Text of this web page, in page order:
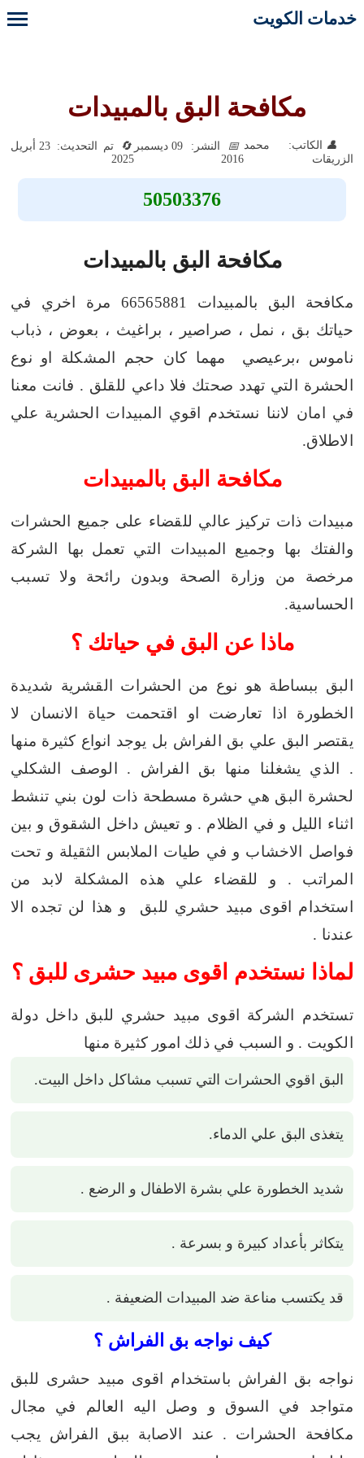
خدمات الكويت
مكافحة البق بالمبيدات
الكاتب: محمد
الزريقات
النشر: 09 ديسمبر
2016
تم التحديث: 23 أبريل
2025
50503376
مكافحة البق بالمبيدات
مكافحة البق بالمبيدات 66565881 مرة اخري في
حياتك بق ، نمل ، صراصير ، براغيث ، بعوض ، ذباب
ناموس ،برعيصي مهما كان حجم المشكلة او نوع
الحشرة التي تهدد صحتك فلا داعي للقلق . فانت معنا
في امان لاننا نستخدم اقوي المبيدات الحشرية علي
الاطلاق.
مكافحة البق بالمبيدات
مبيدات ذات تركيز عالي للقضاء على جميع الحشرات
والفتك بها وجميع المبيدات التي تعمل بها الشركة
مرخصة من وزارة الصحة وبدون رائحة ولا تسبب
الحساسية.
ماذا عن البق في حياتك ؟
البق ببساطة هو نوع من الحشرات القشرية شديدة
الخطورة اذا تعارضت او اقتحمت حياة الانسان لا
يقتصر البق علي بق الفراش بل يوجد انواع كثيرة منها
. الذي يشغلنا منها بق الفراش . الوصف الشكلي
لحشرة البق هي حشرة مسطحة ذات لون بني تنشط
اثناء الليل و في الظلام . و تعيش داخل الشقوق و بين
فواصل الاخشاب و في طيات الملابس الثقيلة و تحت
المراتب . و للقضاء علي هذه المشكلة لابد من
استخدام اقوى مبيد حشري للبق و هذا لن تجده الا
عندنا .
لماذا نستخدم اقوى مبيد حشرى للبق ؟
تستخدم الشركة اقوى مبيد حشري للبق داخل دولة
الكويت . و السبب في ذلك امور كثيرة منها
البق اقوي الحشرات التي تسبب مشاكل داخل البيت.
يتغذى البق علي الدماء.
شديد الخطورة علي بشرة الاطفال و الرضع .
يتكاثر بأعداد كبيرة و بسرعة .
قد يكتسب مناعة ضد المبيدات الضعيفة .
كيف نواجه بق الفراش ؟
نواجه بق الفراش باستخدام اقوى مبيد حشرى للبق
متواجد في السوق و وصل اليه العالم في مجال
مكافحة الحشرات . عند الاصابة ببق الفراش يجب